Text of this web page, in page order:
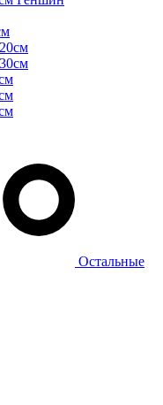
Остальные